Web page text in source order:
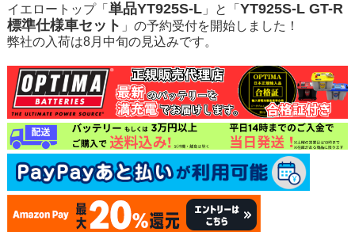
イエロートップ「 単品YT925S-L」と「 YT925S-L GT-R
標準仕様車セット 」の予約受付を開始しました！
弊社の入荷は8月中旬の見込みです。